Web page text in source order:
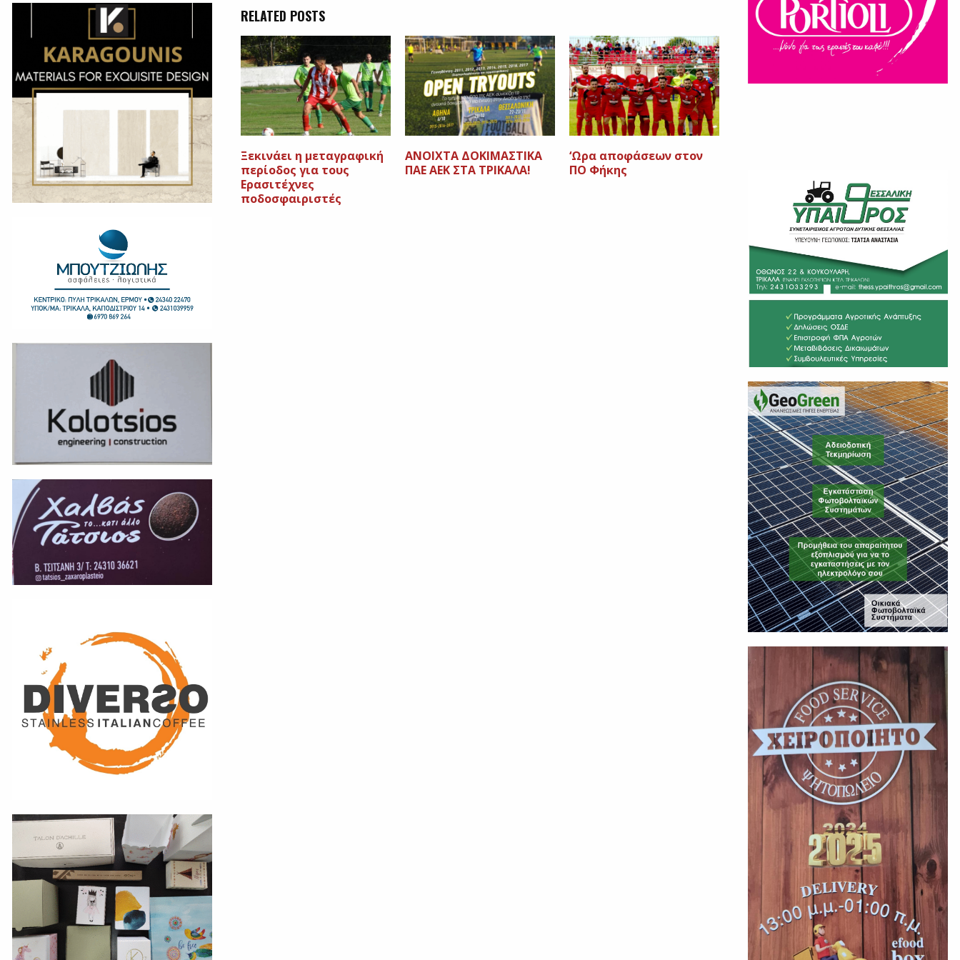
RELATED POSTS
Ξεκινάει η μεταγραφική
περίοδος για τους
Ερασιτέχνες
ποδοσφαιριστές
ΑΝΟΙΧΤΑ ΔΟΚΙΜΑΣΤΙΚΑ
ΠΑΕ ΑΕΚ ΣΤΑ ΤΡΙΚΑΛΑ!
‘Ωρα αποφάσεων στον
ΠΟ Φήκης